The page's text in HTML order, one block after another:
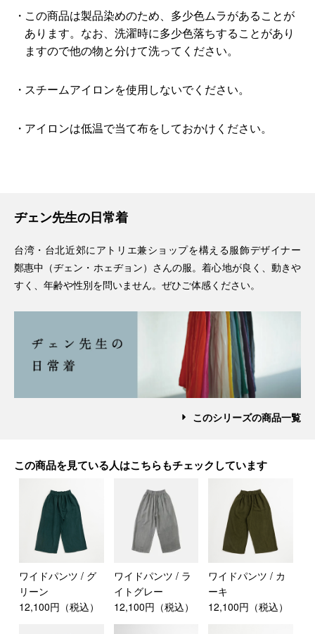
この商品は製品染めのため、多少色ムラがあることが
あります。なお、洗濯時に多少色落ちすることがあり
ますので他の物と分けて洗ってください。
スチームアイロンを使用しないでください。
アイロンは低温で当て布をしておかけください。
ヂェン先生の日常着
台湾・台北近郊にアトリエ兼ショップを構える服飾デザイナー
鄭惠中（ヂェン・ホェヂョン）さんの服。着心地が良く、動きや
すく、年齢や性別を問いません。ぜひご体感ください。
このシリーズの商品一覧
この商品を見ている人はこちらもチェックしています
ワイドパンツ / グ
リーン
12,100円（税込）
ワイドパンツ / ラ
イトグレー
12,100円（税込）
ワイドパンツ / カ
ーキ
12,100円（税込）